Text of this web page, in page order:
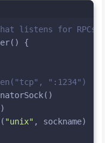
listens for RPCs
{
":1234")
"unix" , sockname)